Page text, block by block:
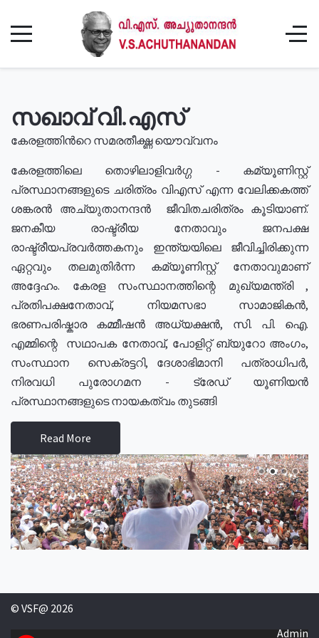
സഖാവ് വി.എസ്
കേരളത്തിൻറെ സമരതീക്ഷ്ണ യൌവ്വനം
കേരളത്തിലെ തൊഴിലാളിവർഗ്ഗ - കമ്യൂണിസ്റ്റ്
പ്രസ്ഥാനങ്ങളുടെ ചരിത്രം വിഎസ് എന്ന വേലിക്കകത്ത്
ശങ്കരൻ അച്യുതാനന്ദൻ ജീവിതചരിത്രം കൂടിയാണ്.
ജനകീയ രാഷ്ട്രീയ നേതാവും ജനപക്ഷ
രാഷ്ട്രീയപ്രവർത്തകനും ഇന്ത്യയിലെ ജീവിച്ചിരിക്കുന്ന
ഏറ്റവും തലമുതിർന്ന കമ്യൂണിസ്റ്റ് നേതാവുമാണ്
അദ്ദേഹം. കേരള സംസ്ഥാനത്തിന്റെ മുഖ്യമന്ത്രി ,
പ്രതിപക്ഷനേതാവ്, നിയമസഭാ സാമാജികൻ,
ഭരണപരിഷ്കാര കമ്മീഷൻ അധ്യക്ഷൻ, സി. പി. ഐ.
എമ്മിന്റെ സഥാപക നേതാവ്, പോളിറ്റ് ബ്യുറോ അംഗം,
സംസ്ഥാന സെക്രട്ടറി, ദേശാഭിമാനി പത്രാധിപർ,
നിരവധി പുരോഗമന - ട്രേഡ് യൂണിയൻ
പ്രസ്ഥാനങ്ങളുടെ നായകത്വം തുടങ്ങി
Read More
© VSF@ 2026
Admin